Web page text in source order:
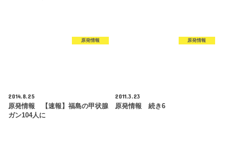
原発情報
2014.8.25
原発情報 【速報】福島の甲状腺
ガン104人に
原発情報
2011.3.23
原発情報 続き6